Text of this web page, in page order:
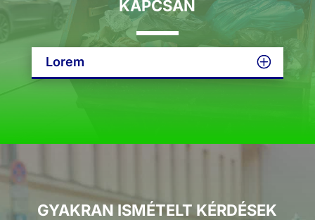
KAPCSÁN
Lorem
GYAKRAN ISMÉTELT KÉRDÉSEK